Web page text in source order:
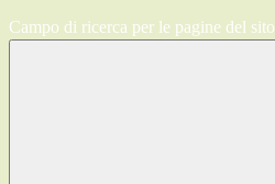
Campo di ricerca per le pagine del sito